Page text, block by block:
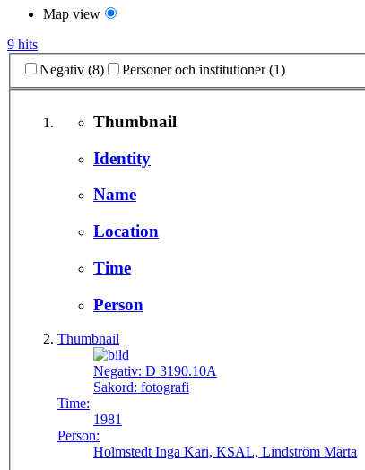
Map view
9 hits
Negativ (8)
Personer och institutioner (1)
Thumbnail
Identity
Name
Location
Time
Person
Thumbnail
Negativ: D 3190.10A
Sakord: fotografi
Time:
1981
Person:
Holmstedt Inga Kari, KSAL, Lindström Märta